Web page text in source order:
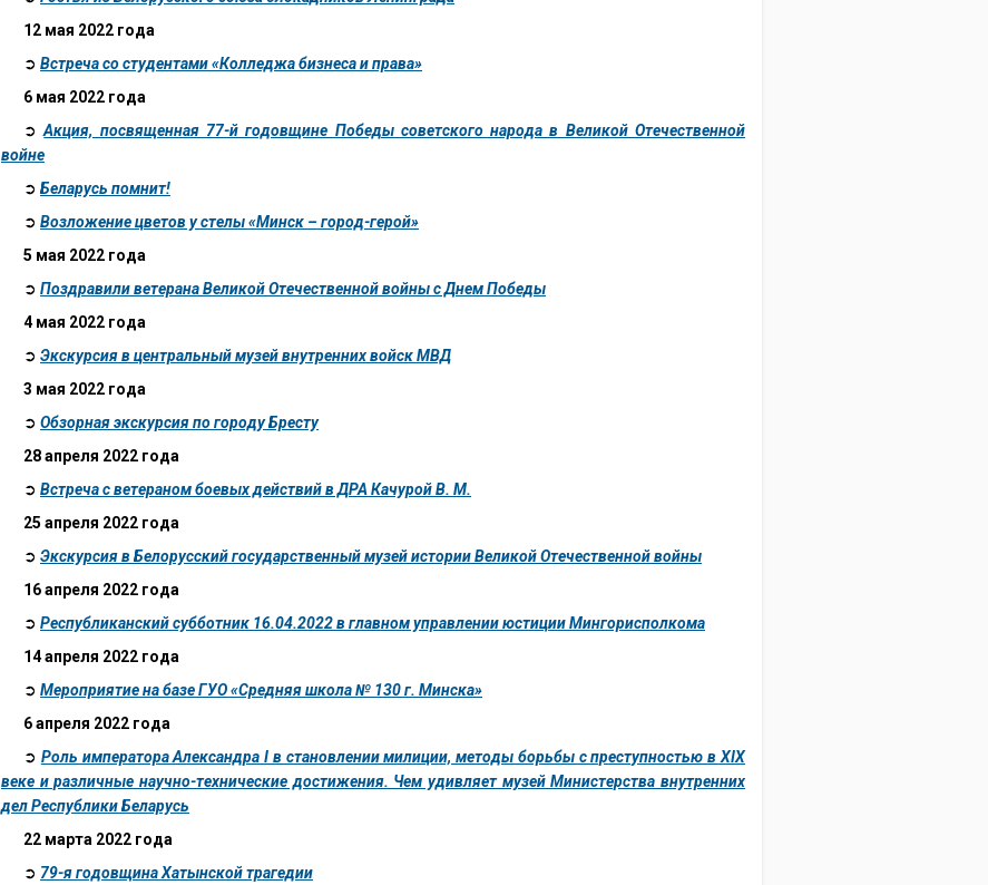
12 мая 2022 года
➲ Встреча со студентами «Колледжа бизнеса и права»
6 мая 2022 года
➲Акция, посвященная 77-й годовщине Победы советского народа в Великой Отечественной
войне
➲ Беларусь помнит!
➲ Возложение цветов у стелы «Минск – город-герой»
5 мая 2022 года
➲ Поздравили ветерана Великой Отечественной войны с Днем Победы
4 мая 2022 года
➲ Экскурсия в центральный музей внутренних войск МВД
3 мая 2022 года
➲ Обзорная экскурсия по городу Бресту
28 апреля 2022 года
➲ Встреча с ветераном боевых действий в ДРА Качурой В. М.
25 апреля 2022 года
➲ Экскурсия в Белорусский государственный музей истории Великой Отечественной войны
16 апреля 2022 года
➲ Республиканский субботник 16.04.2022 в главном управлении юстиции Мингорисполкома
14 апреля 2022 года
➲ Мероприятие на базе ГУО «Средняя школа № 130 г. Минска»
6 апреля 2022 года
➲ Роль императора Александра I в становлении милиции, методы борьбы с преступностью в XIX
веке и различные научно-технические достижения. Чем удивляет музей Министерства внутренних
дел Республики Беларусь
22 марта 2022 года
➲ 79-я годовщина Хатынской трагедии